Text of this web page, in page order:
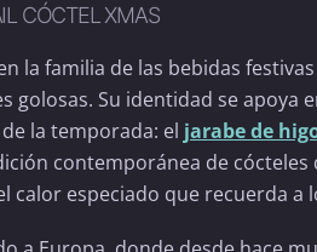
CÓCTEL XMAS
la familia de las bebidas
golosas. Su identidad se apoya
la temporada: el jarabe de
contemporánea de cócteles
calor especiado que recuerda a